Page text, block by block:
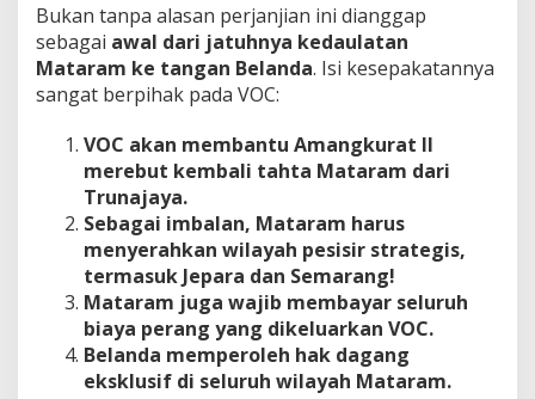
Bukan tanpa alasan perjanjian ini dianggap
sebagai awal dari jatuhnya kedaulatan
Mataram ke tangan Belanda. Isi kesepakatannya
sangat berpihak pada VOC:
VOC akan membantu Amangkurat II
merebut kembali tahta Mataram dari
Trunajaya.
Sebagai imbalan, Mataram harus
menyerahkan wilayah pesisir strategis,
termasuk Jepara dan Semarang!
Mataram juga wajib membayar seluruh
biaya perang yang dikeluarkan VOC.
Belanda memperoleh hak dagang
eksklusif di seluruh wilayah Mataram.